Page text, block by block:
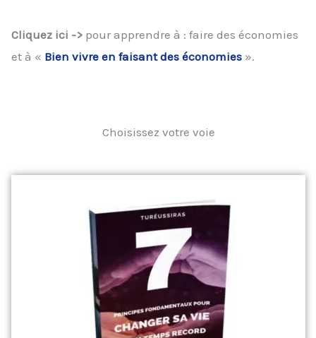
Cliquez ici -> pour apprendre à : faire des économies
et à « Bien vivre en faisant des économies ».
Choisissez votre voie